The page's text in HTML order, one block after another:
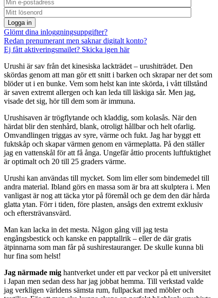
Logga in
Glömt dina inloggningsuppgifter?
Redan prenumerant men saknar digitalt konto?
Ej fått aktiveringsmailet? Skicka igen här
Urushi är sav från det kinesiska lackträdet – urushiträdet. Den
skördas genom att man gör ett snitt i barken och skrapar ner det som
blöder ut i en bunke. Vem som helst kan inte skörda, i vått tillstånd
är saven extremt allergen och kan leda till läskiga sår. Men jag,
visade det sig, hör till dem som är immuna.
Urushisaven är trögflytande och kladdig, som kolasås. När den
härdat blir den stenhård, blank, otroligt hållbar och helt ofarlig.
Omvandlingen triggas av syre, värme och fukt. Jag har byggt ett
fuktskåp och skapar värmen genom en värmeplatta. På den ställer
jag en vattenskål för att få ånga. Ungefär åttio procents luftfuktighet
är optimalt och 20 till 25 graders värme.
Urushi kan användas till mycket. Som lim eller som bindemedel till
andra material. Ibland görs en massa som är bra att skulptera i. Men
vanligast är nog att täcka ytor på föremål och ge dem den där hårda
glatta ytan. Förr i tiden, före plasten, ansågs den extremt exklusiv
och eftersträvansvärd.
Man kan lacka in det mesta. Någon gång vill jag testa
engångsbestick och kanske en papptallrik – eller de där gratis
ätpinnarna som man får på sushirestauranger. De skulle kunna bli
hur fina som helst!
Jag närmade mig hantverket under ett par veckor på ett universitet
i Japan men sedan dess har jag jobbat hemma. Till verkstad valde
jag verkligen världens sämsta rum, fullpackat med möbler och